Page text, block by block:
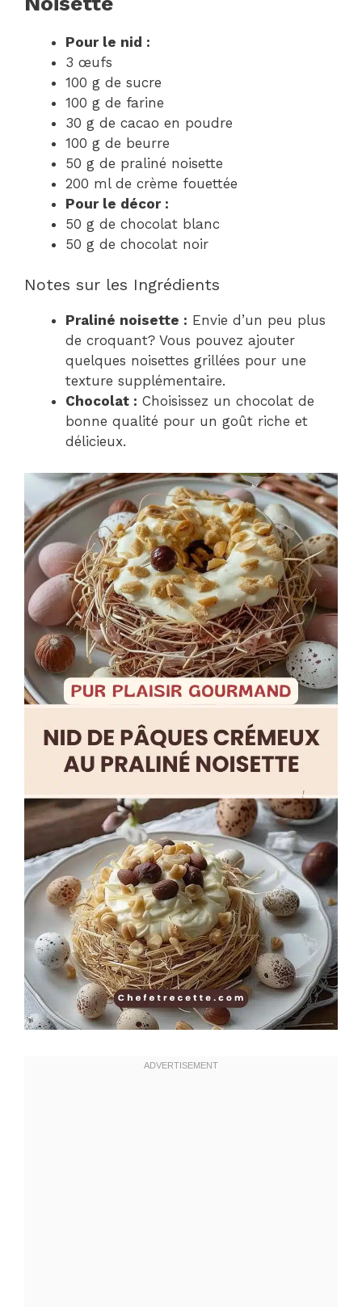
Pour le nid :
3 œufs
100 g de sucre
100 g de farine
30 g de cacao en poudre
100 g de beurre
50 g de praliné noisette
200 ml de crème fouettée
Pour le décor :
50 g de chocolat blanc
50 g de chocolat noir
Notes sur les Ingrédients
Praliné noisette : Envie d’un peu plus
de croquant? Vous pouvez ajouter
quelques noisettes grillées pour une
texture supplémentaire.
Chocolat : Choisissez un chocolat de
bonne qualité pour un goût riche et
délicieux.